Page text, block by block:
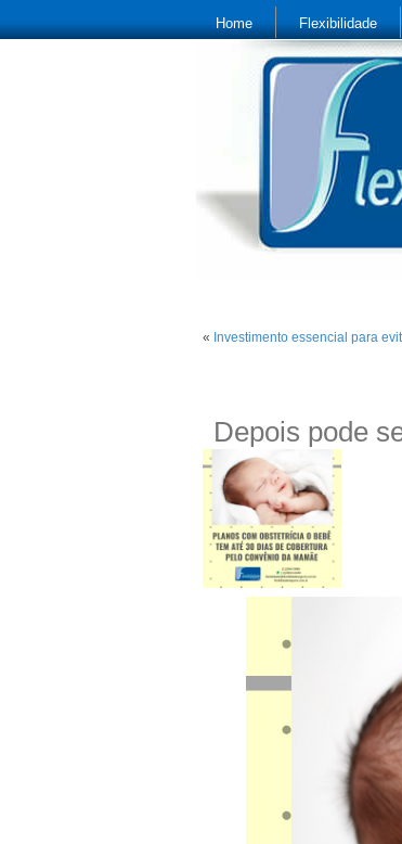
Home Flexibilidade
« Investimento essencial para
Depois pode